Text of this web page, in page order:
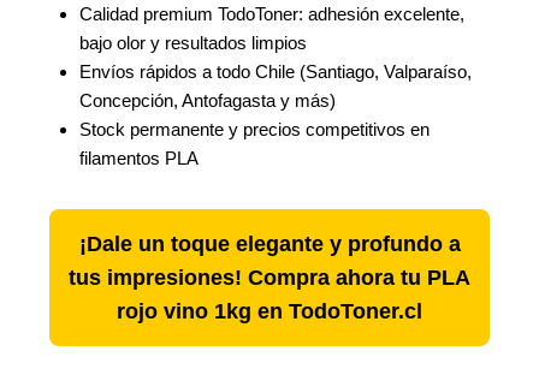
Calidad premium TodoToner: adhesión excelente,
bajo olor y resultados limpios
Envíos rápidos a todo Chile (Santiago, Valparaíso,
Concepción, Antofagasta y más)
Stock permanente y precios competitivos en
filamentos PLA
¡Dale un toque elegante y profundo a
tus impresiones! Compra ahora tu PLA
rojo vino 1kg en TodoToner.cl